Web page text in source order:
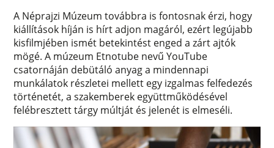
A Néprajzi Múzeum továbbra is fontosnak érzi, hogy
kiállítások híján is hírt adjon magáról, ezért legújabb
kisfilmjében ismét betekintést enged a zárt ajtók
mögé. A múzeum Etnotube nevű YouTube
csatornáján debütáló anyag a mindennapi
munkálatok részletei mellett egy izgalmas felfedezés
történetét, a szakemberek együttműködésével
felébresztett tárgy múltját és jelenét is elmeséli.